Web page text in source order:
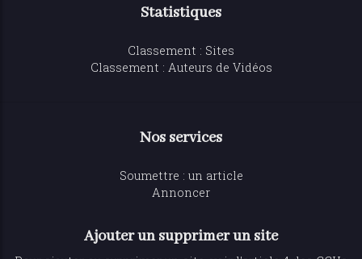
Statistiques
Classement : Sites
Classement : Auteurs de Vidéos
Nos services
Soumettre : un article
Annoncer
Ajouter un supprimer un site